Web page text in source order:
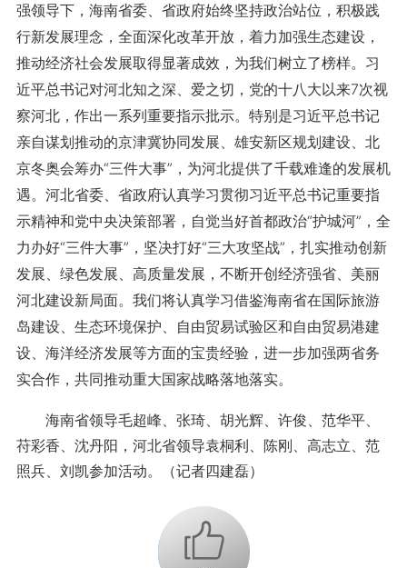
强领导下，海南省委、省政府始终坚持政治站位，积极践
行新发展理念，全面深化改革开放，着力加强生态建设，
推动经济社会发展取得显著成效，为我们树立了榜样。习
近平总书记对河北知之深、爱之切，党的十八大以来7次视
察河北，作出一系列重要指示批示。特别是习近平总书记
亲自谋划推动的京津冀协同发展、雄安新区规划建设、北
京冬奥会筹办“三件大事”，为河北提供了千载难逢的发展机
遇。河北省委、省政府认真学习贯彻习近平总书记重要指
示精神和党中央决策部署，自觉当好首都政治“护城河”，全
力办好“三件大事”，坚决打好“三大攻坚战”，扎实推动创新
发展、绿色发展、高质量发展，不断开创经济强省、美丽
河北建设新局面。我们将认真学习借鉴海南省在国际旅游
岛建设、生态环境保护、自由贸易试验区和自由贸易港建
设、海洋经济发展等方面的宝贵经验，进一步加强两省务
实合作，共同推动重大国家战略落地落实。
海南省领导毛超峰、张琦、胡光辉、许俊、范华平、
苻彩香、沈丹阳，河北省领导袁桐利、陈刚、高志立、范
照兵、刘凯参加活动。（记者四建磊）
+1